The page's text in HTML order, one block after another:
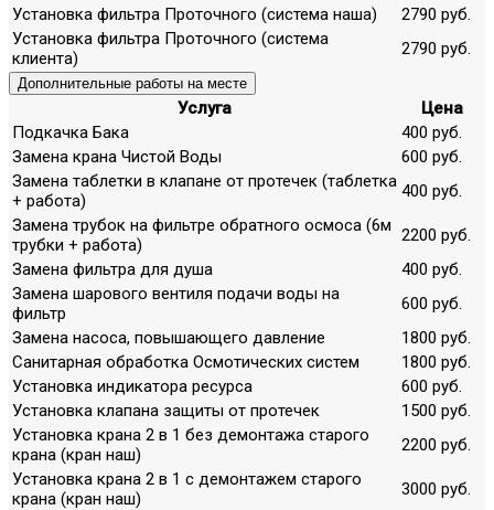
Установка фильтра Проточного (система наша)
2790 руб.
Установка фильтра Проточного (система
клиента)
2790 руб.
Дополнительные работы на месте
Услуга
Цена
Подкачка Бака
400 руб.
Замена крана Чистой Воды
600 руб.
Замена таблетки в клапане от протечек (таблетка
+ работа)
400 руб.
Замена трубок на фильтре обратного осмоса (6м
трубки + работа)
2200 руб.
Замена фильтра для душа
400 руб.
Замена шарового вентиля подачи воды на
фильтр
600 руб.
Замена насоса, повышающего давление
1800 руб.
Санитарная обработка Осмотических систем
1800 руб.
Установка индикатора ресурса
600 руб.
Установка клапана защиты от протечек
1500 руб.
Установка крана 2 в 1 без демонтажа старого
крана (кран наш)
2200 руб.
Установка крана 2 в 1 с демонтажем старого
крана (кран наш)
3000 руб.